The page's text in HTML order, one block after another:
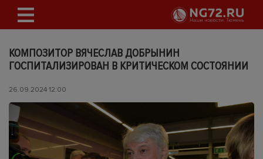
КОМПОЗИТОР ВЯЧЕСЛАВ ДОБРЫНИН
ГОСПИТАЛИЗИРОВАН В КРИТИЧЕСКОМ СОСТОЯНИИ
26.09.2024 12:00